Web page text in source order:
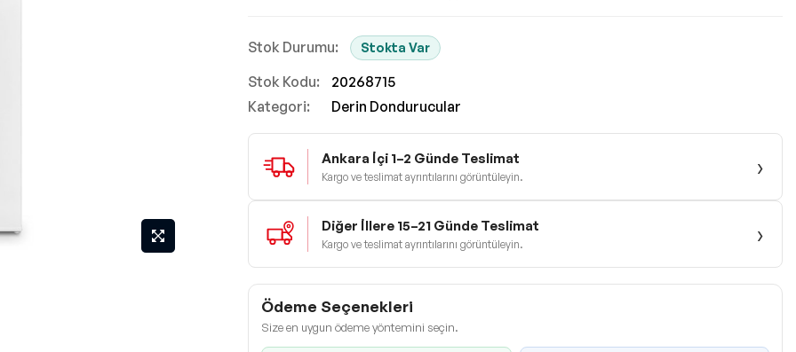
Stokta Var
Stok Kodu
20268715
Kategori:
Derin Dondurucular
Ankara İçi 1–2 Günde Teslimat
Kargo ve teslimat ayrıntılarını görüntüleyin. ›
Diğer İllere 15–21 Günde Teslimat
Kargo ve teslimat ayrıntılarını görüntüleyin. ›
Ödeme Seçenekleri
Size en uygun ödeme yöntemini seçin.